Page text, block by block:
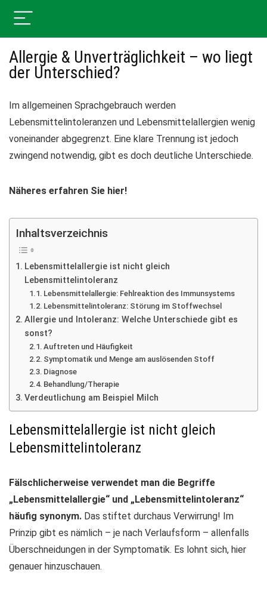
Allergie & Unverträglichkeit – wo liegt
der Unterschied?
Im allgemeinen Sprachgebrauch werden
Lebensmittelintoleranzen und Lebensmittelallergien wenig
voneinander abgegrenzt. Eine klare Trennung ist jedoch
zwingend notwendig, gibt es doch deutliche Unterschiede.
Näheres erfahren Sie hier!
Inhaltsverzeichnis
Lebensmittelallergie ist nicht gleich
Lebensmittelintoleranz
Lebensmittelallergie: Fehlreaktion des Immunsystems
Lebensmittelintoleranz: Störung im Stoffwechsel
Allergie und Intoleranz: Welche Unterschiede gibt es
sonst?
Auftreten und Häufigkeit
Symptomatik und Menge am auslösenden Stoff
Diagnose
Behandlung/Therapie
Verdeutlichung am Beispiel Milch
Lebensmittelallergie ist nicht gleich
Lebensmittelintoleranz
Fälschlicherweise verwendet man die Begriffe
„Lebensmittelallergie“ und „Lebensmittelintoleranz“
häufig synonym. Das stiftet durchaus Verwirrung! Im
Prinzip gibt es nämlich – je nach Verlaufsform – allenfalls
Überschneidungen in der Symptomatik. Es lohnt sich, hier
genauer hinzuschauen.